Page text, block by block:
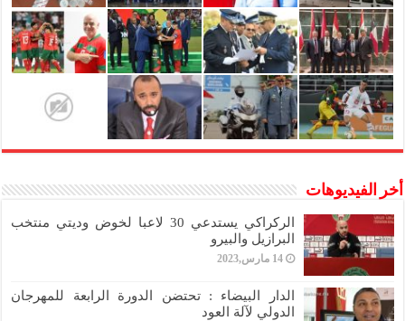
أخر الفيديوهات
الركراكي يستدعي 30 لاعبا لخوض وديتي منتخب
البرازيل والبيرو
14 مارس,2023
الدار البيضاء : تحتضن الدورة الرابعة للمهرجان
الدولي لآلة العود